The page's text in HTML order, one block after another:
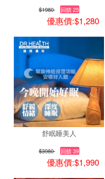
$1980 回饋 25
優惠價:$1,280
舒眠睡美人
$3980 回饋 39
優惠價:$1,990